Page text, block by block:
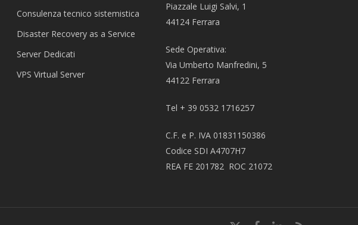
Consulenza tecnico sistemistica
Disaster Recovery as a Service
Server Dedicati
VPS Virtual Server
Piazzale Luigi Salvi, 1
44124 Ferrara
Sede Operativa:
Via Umberto Manfredini, 5
44122 Ferrara
Tel + 39 0532 1716257
C.F. e P. IVA 01831150386
Codice SDI A4707H7
REA FE 201782 ROC 21072